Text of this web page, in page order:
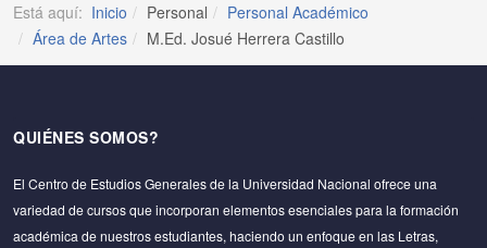
Está aquí: Inicio Personal
Personal Académico
Área de Artes
M.Ed. Josué Herrera Castillo
QUIÉNES SOMOS?
El Centro de Estudios Generales de la Universidad Nacional ofrece una
variedad de cursos que incorporan elementos esenciales para la formación
académica de nuestros estudiantes, haciendo un enfoque en las Letras,